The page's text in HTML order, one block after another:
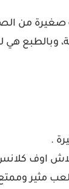
من
هي
.
اوف